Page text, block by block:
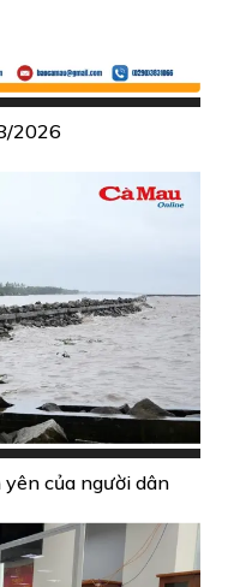
2026
của người dân